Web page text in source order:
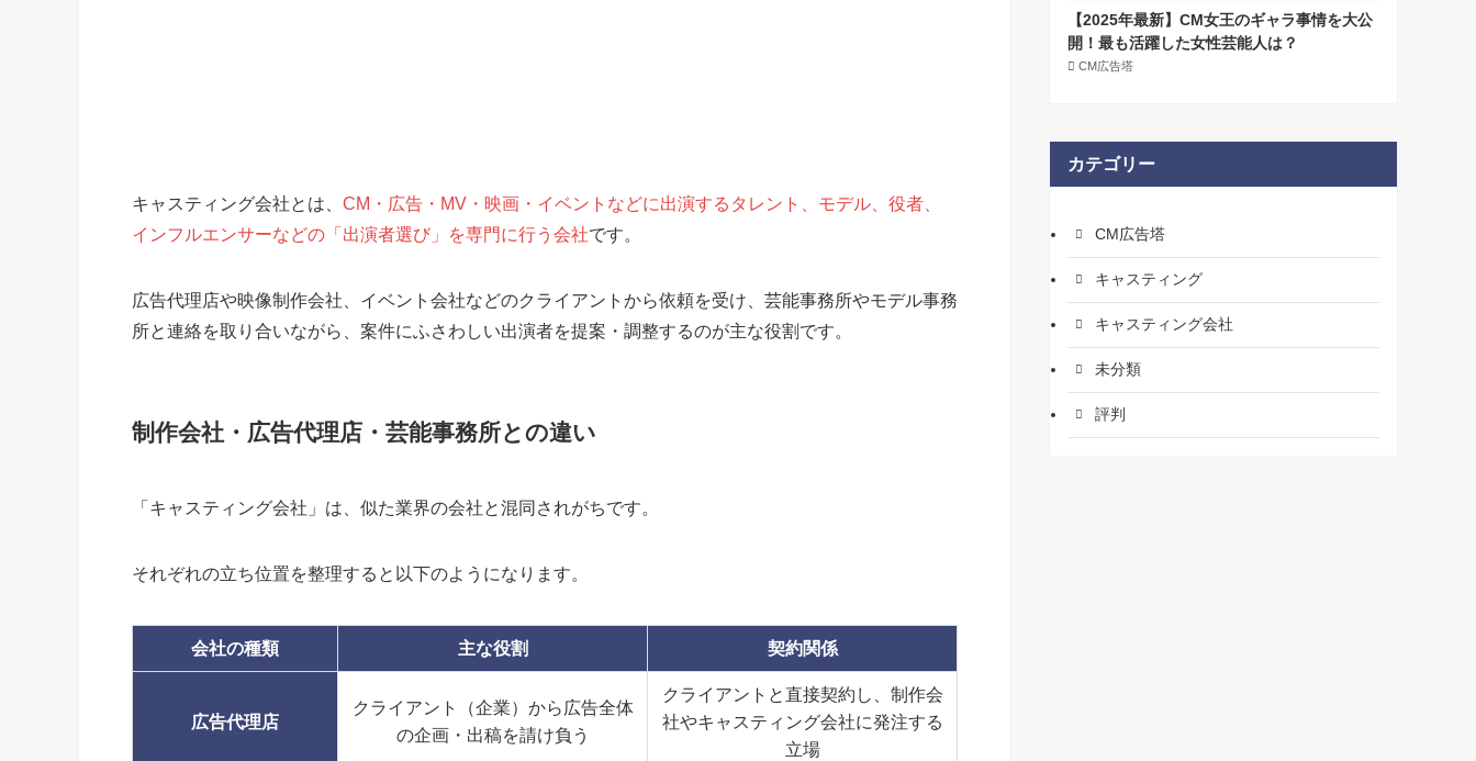
キャスティング会社とは、 CM・広告・MV・映画・イベントなどに出演するタレント、モデル、役者、
インフルエンサーなどの「出演者選び」を専門に行う会社です。
広告代理店や映像制作会社、イベント会社などのクライアントから依頼を受け、芸能事務所やモデル事務
所と連絡を取り合いながら、案件にふさわしい出演者を提案・調整するのが主な役割です。
制作会社・広告代理店・芸能事務所との違い
「キャスティング会社」は、似た業界の会社と混同されがちです。
それぞれの立ち位置を整理すると以下のようになります。
会社の種類 主な役割 契約関係
広告代理店
クライアント（企業）から広告全体
の企画・出稿を請け負う
クライアントと直接契約し、制作会
社やキャスティング会社に発注する
立場
【2025年最新】CM女王のギャラ事情を大公
開！最も活躍した女性芸能人は？
CM広告塔
カテゴリー
CM広告塔
キャスティング
キャスティング会社
未分類
評判